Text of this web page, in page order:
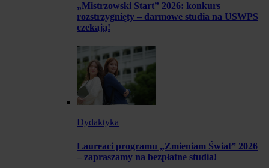
„Mistrzowski Start” 2026: konkurs
rozstrzygnięty – darmowe studia na USWPS
czekają!
Dydaktyka
Laureaci programu „Zmieniam Świat” 2026
– zapraszamy na bezpłatne studia!